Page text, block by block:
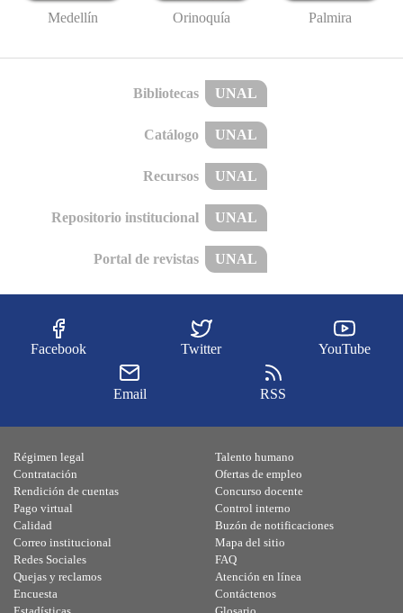
Medellín Orinoquía Palmira
Bibliotecas UNAL
Catálogo UNAL
Recursos UNAL
Repositorio institucional UNAL
Portal de revistas UNAL
Facebook Twitter YouTube
Email RSS
Régimen legal
Contratación
Rendición de cuentas
Pago virtual
Calidad
Talento humano
Ofertas de empleo
Concurso docente
Control interno
Buzón de notificaciones
Correo institucional
Redes Sociales
Quejas y reclamos
Encuesta
Mapa del sitio
FAQ
Atención en línea
Contáctenos